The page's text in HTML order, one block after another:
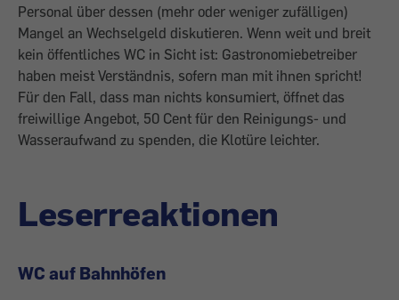
Personal über dessen (mehr oder weniger zufälligen)
Mangel an Wechselgeld diskutieren. Wenn weit und breit
kein öffentliches WC in Sicht ist: Gastronomiebetreiber
haben meist Verständnis, sofern man mit ihnen spricht!
Für den Fall, dass man nichts konsumiert, öffnet das
freiwillige Angebot, 50 Cent für den Reinigungs- und
Wasseraufwand zu spenden, die Klotüre leichter.
Leserreaktionen
WC auf Bahnhöfen